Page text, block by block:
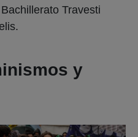
Travesti
y